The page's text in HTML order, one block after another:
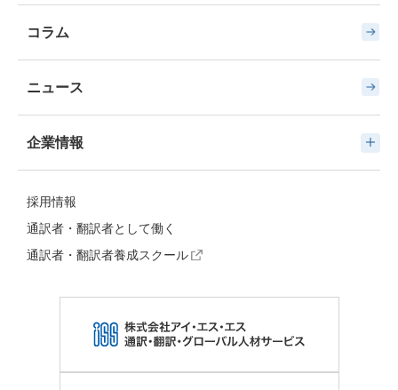
コラム
ニュース
企業情報
採用情報
通訳者・翻訳者として働く
通訳者・翻訳者養成スクール